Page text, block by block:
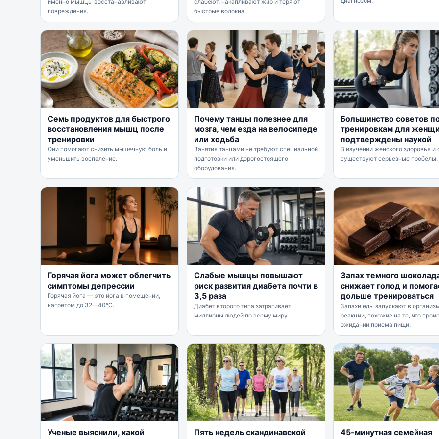
именно мышцы восстанавливают
повреждения.
слабеют, накапливают жир и теряют
быстрые волокна.
Семь продуктов для быстрого
восстановления мышц после
тренировки
Они помогают снизить мышечную боль и
уменьшить воспаление.
Почему танцы полезнее для
мозга, чем езда на велосипеде
или ходьба
Занятия танцами не требуют специальной
подготовки или дорогостоящего
оборудования.
Большинство советов
тренировкам для
подтверждены наукой
В изучении женского здоровья и
существуют серьезные пробелы.
Горячая йога может облегчить
симптомы депрессии
Горячая йога — это йога в помещении,
нагретом до 32—40°C.
Слабые мышцы повышают
риск развития диабета почти в
3,5 раза
Диабет второго типа затрагивает
миллионы людей по всему миру.
Запах темного
снижает голод и
дольше тренироваться
Запахи еды запускают в
реакции, похожие на те, что
ожидании приема пищи.
Ученые выяснили, какой
Пять недель скандинавской
45-минутная семейная